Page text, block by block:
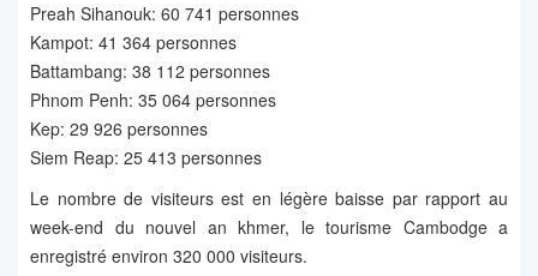
Preah Sihanouk: 60 741 personnes
Kampot: 41 364 personnes
Battambang: 38 112 personnes
Phnom Penh: 35 064 personnes
Kep: 29 926 personnes
Siem Reap: 25 413 personnes
Le nombre de visiteurs est en légère baisse par rapport au
week-end du nouvel an khmer, le tourisme Cambodge a
enregistré environ 320 000 visiteurs.